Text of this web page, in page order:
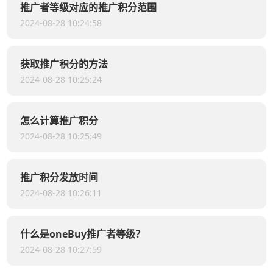
推广者等级对应的推广积分范围
2024-08-28 10:24:58
获取推广积分的方法
2024-08-28 10:25:24
怎么计算推广积分
2024-08-28 10:25:49
推广积分发放时间
2024-08-28 10:26:11
什么是oneBuy推广者等级？
2024-08-28 10:27:59